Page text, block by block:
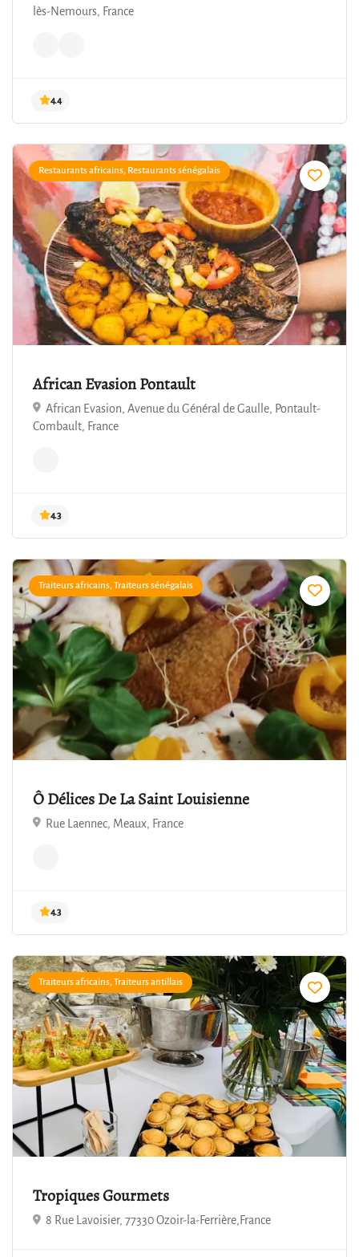
lès-Nemours, France
4.4
Restaurants africains, Restaurants sénégalais
African Evasion Pontault
African Evasion, Avenue du Général de Gaulle, Pontault-
Combault, France
Traiteurs africains, Traiteurs sénégalais
Ô Délices De La Saint Louisienne
Rue Laennec, Meaux, France
Traiteurs africains, Traiteurs antillais
Tropiques Gourmets
8 Rue Lavoisier, 77330 Ozoir-la-Ferrière,France